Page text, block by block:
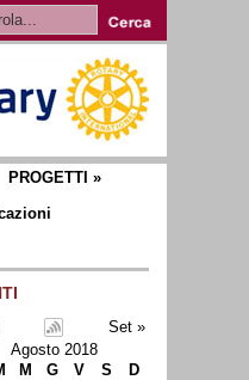
PROGETTI »
Set »
Agosto 2018
M G V S
D